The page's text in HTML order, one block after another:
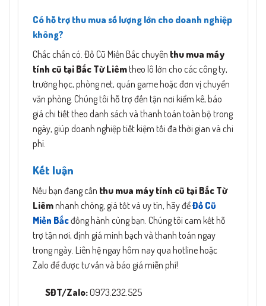
Có hỗ trợ thu mua số lượng lớn cho doanh nghiệp
không?​
Chắc chắn có. Đồ Cũ Miền Bắc chuyên thu mua máy
tính cũ tại Bắc Từ Liêmtheo lô lớn cho các công ty,
trường học, phòng net, quán game hoặc đơn vị chuyển
văn phòng. Chúng tôi hỗ trợ đến tận nơi kiểm kê, báo
giá chi tiết theo danh sách và thanh toán toàn bộ trong
ngày, giúp doanh nghiệp tiết kiệm tối đa thời gian và chi
phí.
Kết luận
Nếu bạn đang cần thu mua máy tính cũ tại Bắc Từ
Liêmnhanh chóng, giá tốt và uy tín, hãy đểĐồ Cũ
Miền Bắcđồng hành cùng bạn. Chúng tôi cam kết hỗ
trợ tận nơi, định giá minh bạch và thanh toán ngay
trong ngày. Liên hệ ngay hôm nay qua hotline hoặc
Zalo để được tư vấn và báo giá miễn phí!
SĐT/Zalo:0973.232.525